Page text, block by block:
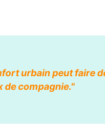
urbain peut faire
de compagnie."